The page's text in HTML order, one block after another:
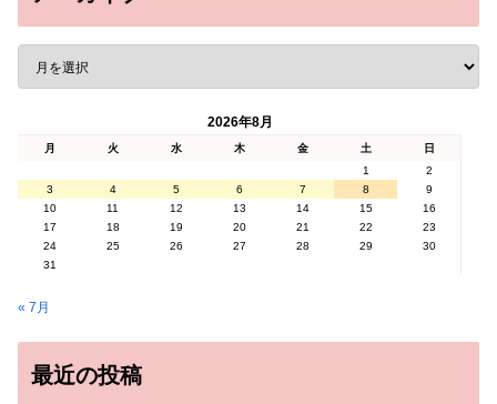
2026年8月
月 火 水 木 金 土
日
1
2
3
4 5 6 7 8
9
10
11 12 13 14 15
16
17
18 19 20 21 22
23
24
25 26 27 28 29
30
31
« 7月
最近の投稿